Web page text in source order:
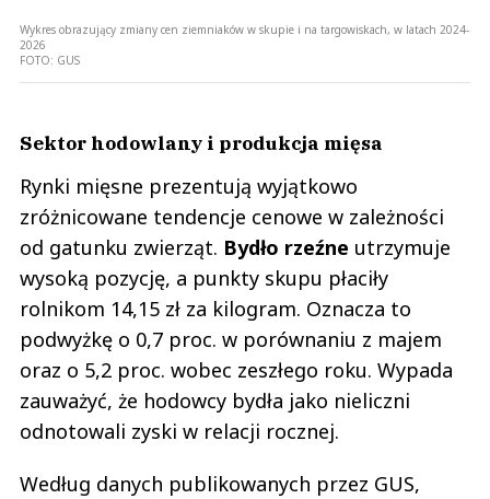
Wykres obrazujący zmiany cen ziemniaków w skupie i na targowiskach, w latach 2024-
2026
FOTO: GUS
Sektor hodowlany i produkcja mięsa
Rynki mięsne prezentują wyjątkowo
zróżnicowane tendencje cenowe w zależności
od gatunku zwierząt. Bydło rzeźne utrzymuje
wysoką pozycję, a punkty skupu płaciły
rolnikom 14,15 zł za kilogram. Oznacza to
podwyżkę o 0,7 proc. w porównaniu z majem
oraz o 5,2 proc. wobec zeszłego roku. Wypada
zauważyć, że hodowcy bydła jako nieliczni
odnotowali zyski w relacji rocznej.
Według danych publikowanych przez GUS,